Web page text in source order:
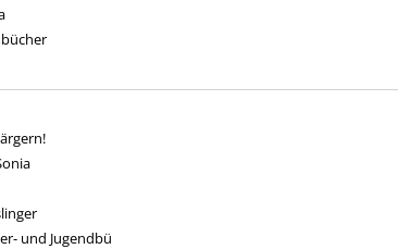
und Jugendbü